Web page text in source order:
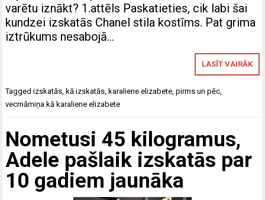
varētu iznākt? 1.attēls Paskatieties, cik labi šai
kundzei izskatās Chanel stila kostīms. Pat grima
iztrūkums nesabojā…
LASĪT VAIRĀK
Taggedizskatās, kā izskatās, karaliene elizabete,pirms un pēc,
vecmāmiņa kā karaliene elizabete
Nometusi 45 kilogramus,
Adele pašlaik izskatās par
10 gadiem jaunāka